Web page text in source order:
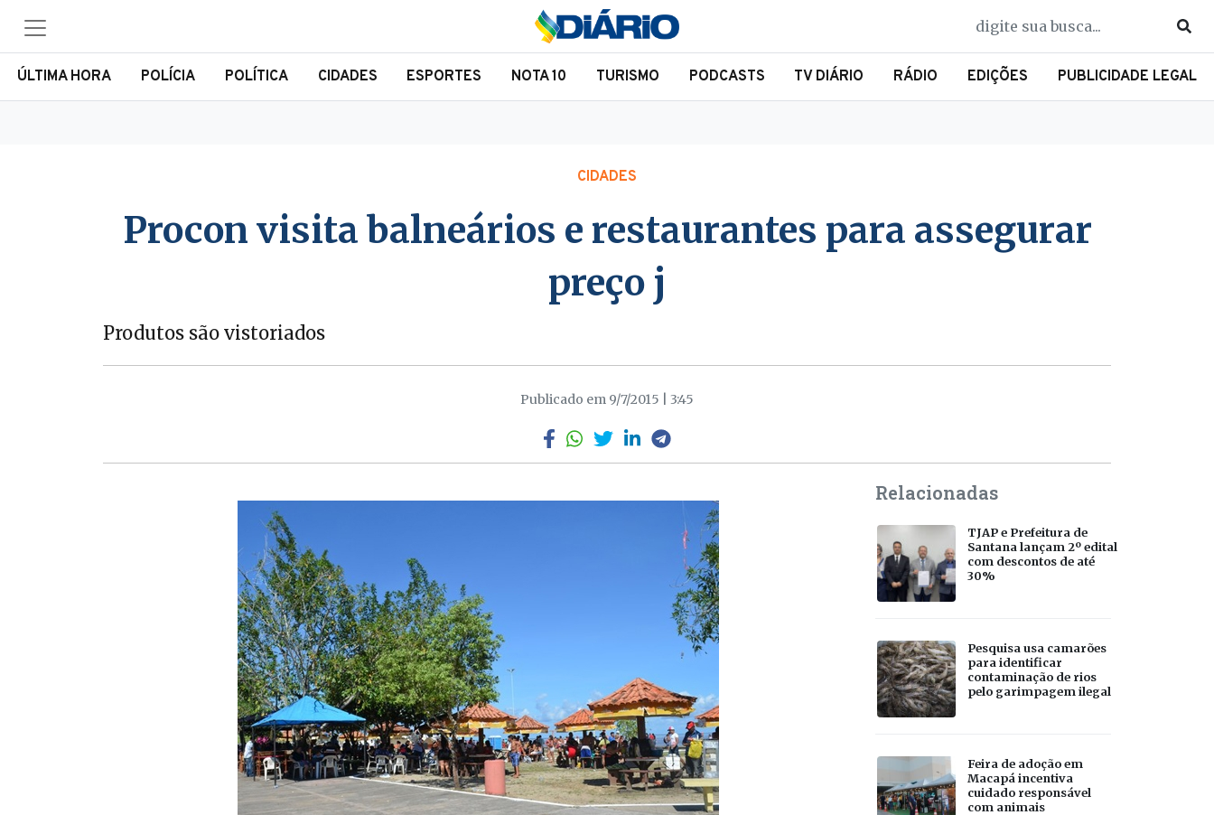
ÚLTIMA HORA POLÍCIA POLÍTICA CIDADES ESPORTES NOTA 10 TURISMO PODCASTS TV DIÁRIO RÁDIO EDIÇÕES PUBLICIDADE LEGAL
CIDADES
Procon visita balneários e restaurantes para assegurar
preço j
Produtos são vistoriados
Publicado em 9/7/2015 | 3:45
Relacionadas
TJAP e Prefeitura de
Santana lançam 2º edital
com descontos de até
30%
Pesquisa usa camarões
para identificar
contaminação de rios
pelo garimpagem ilegal
Feira de adoção em
Macapá incentiva
cuidado responsável
com animais